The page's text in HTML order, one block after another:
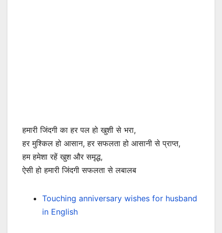
हमारी जिंदगी का हर पल हो खुशी से भरा,
हर मुश्किल हो आसान, हर सफलता हो आसानी से प्राप्त,
हम हमेशा रहें खुश और समृद्ध,
ऐसी हो हमारी जिंदगी सफलता से लबालब
Touching anniversary wishes for husband
in English